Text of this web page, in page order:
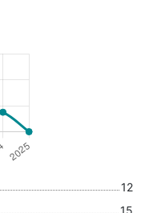
12
15